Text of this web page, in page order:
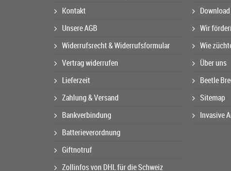
Kontakt
Unsere AGB
Widerrufsrecht & Widerrufsformular
Vertrag widerrufen
Lieferzeit
Zahlung & Versand
Bankverbindung
Batterieverordnung
Giftnotruf
Zollinfos von DHL für die Schweiz
Wir
Wie
Über uns
Beetle
Sitemap
Invasive